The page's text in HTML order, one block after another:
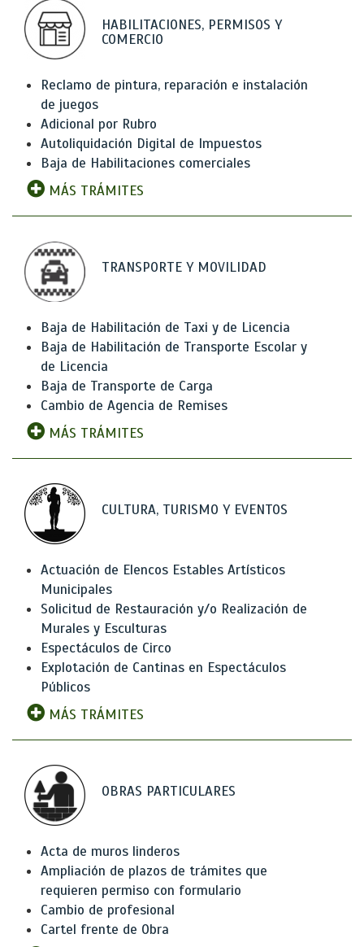
HABILITACIONES, PERMISOS Y
COMERCIO
Reclamo de pintura, reparación e instalación
de juegos
Adicional por Rubro
Autoliquidación Digital de Impuestos
Baja de Habilitaciones comerciales
MÁS TRÁMITES
TRANSPORTE Y MOVILIDAD
Baja de Habilitación de Taxi y de Licencia
Baja de Habilitación de Transporte Escolar y
de Licencia
Baja de Transporte de Carga
Cambio de Agencia de Remises
MÁS TRÁMITES
CULTURA, TURISMO Y EVENTOS
Actuación de Elencos Estables Artísticos
Municipales
Solicitud de Restauración y/o Realización de
Murales y Esculturas
Espectáculos de Circo
Explotación de Cantinas en Espectáculos
Públicos
MÁS TRÁMITES
OBRAS PARTICULARES
Acta de muros linderos
Ampliación de plazos de trámites que
requieren permiso con formulario
Cambio de profesional
Cartel frente de Obra